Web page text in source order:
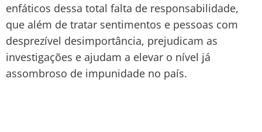
enfáticos dessa total falta de responsabilidade,
que além de tratar sentimentos e pessoas com
desprezível desimportância, prejudicam as
investigações e ajudam a elevar o nível já
assombroso de impunidade no país.